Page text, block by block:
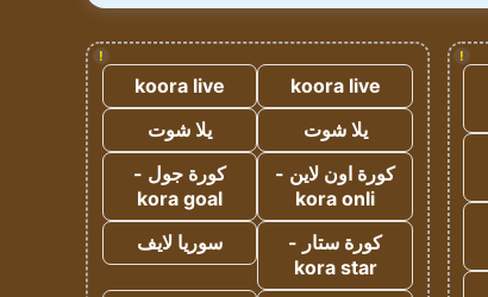
!
!
koora live
koora live
يلا شوت
يلا شوت
كورة اون لاين -
kora onli
كورة جول -
kora goal
كورة ستار -
kora star
سوريا لايف